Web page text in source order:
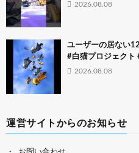
2026.08.08
ユーザーの居ない
#白猫プロジェクト
2026.08.08
運営サイトからのお知らせ